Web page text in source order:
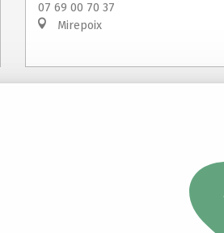
07 69 00 70 37
Mirepoix